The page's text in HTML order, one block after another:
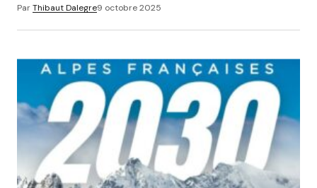
ParThibaut Dalegre9 octobre 2025